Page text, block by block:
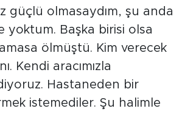
güçlü olmasaydım, şu anda
yoktum. Başka birisi olsa
ölmüştü. Kim verecek
Kendi aracımızla
Hastaneden bir
istemediler. Şu halimle